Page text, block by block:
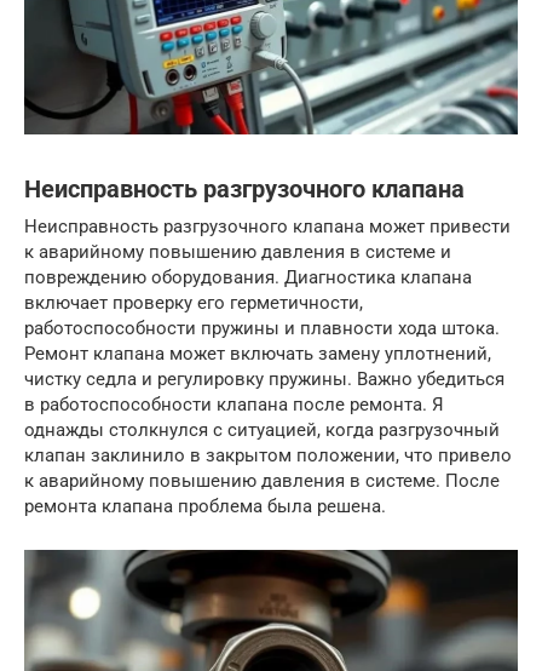
Неисправность разгрузочного клапана
Неисправность разгрузочного клапана может привести
к аварийному повышению давления в системе и
повреждению оборудования. Диагностика клапана
включает проверку его герметичности,
работоспособности пружины и плавности хода штока.
Ремонт клапана может включать замену уплотнений,
чистку седла и регулировку пружины. Важно убедиться
в работоспособности клапана после ремонта. Я
однажды столкнулся с ситуацией, когда разгрузочный
клапан заклинило в закрытом положении, что привело
к аварийному повышению давления в системе. После
ремонта клапана проблема была решена.